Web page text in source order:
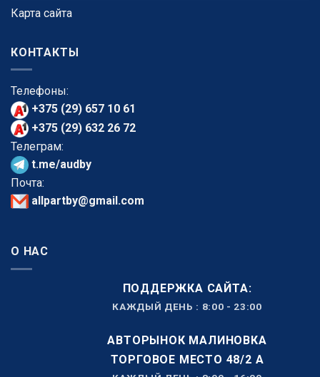
Карта сайта
КОНТАКТЫ
Телефоны:
+375 (29) 657 10 61
+375 (29) 632 26 72
Телеграм:
t.me/audby
Почта:
allpartby@gmail.com
О НАС
ПОДДЕРЖКА САЙТА:
КАЖДЫЙ ДЕНЬ : 8:00 - 23:00
АВТОРЫНОК МАЛИНОВКА
ТОРГОВОЕ МЕСТО 48/2 А